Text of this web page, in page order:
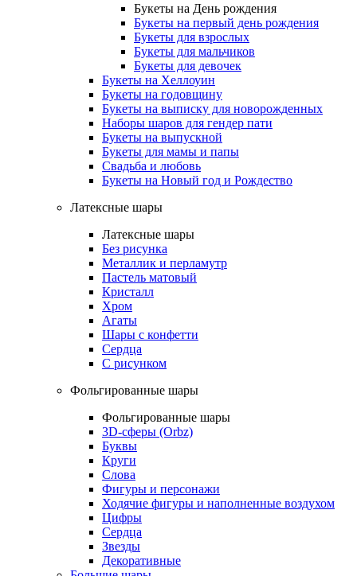
Букеты на День рождения
Букеты на первый день рождения
Букеты для взрослых
Букеты для мальчиков
Букеты для девочек
Букеты на Хеллоуин
Букеты на годовщину
Букеты на выписку для новорожденных
Наборы шаров для гендер пати
Букеты на выпускной
Букеты для мамы и папы
Свадьба и любовь
Букеты на Новый год и Рождество
Латексные шары
Латексные шары
Без рисунка
Металлик и перламутр
Пастель матовый
Кристалл
Хром
Агаты
Шары с конфетти
Сердца
С рисунком
Фольгированные шары
Фольгированные шары
3D-сферы (Orbz)
Буквы
Круги
Слова
Фигуры и персонажи
Ходячие фигуры и наполненные воздухом
Цифры
Сердца
Звезды
Декоративные